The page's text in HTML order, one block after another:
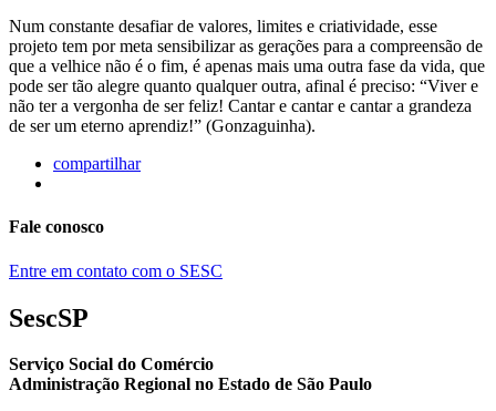
Num constante desafiar de valores, limites e criatividade, esse
projeto tem por meta sensibilizar as gerações para a compreensão de
que a velhice não é o fim, é apenas mais uma outra fase da vida, que
pode ser tão alegre quanto qualquer outra, afinal é preciso: “Viver e
não ter a vergonha de ser feliz! Cantar e cantar e cantar a grandeza
de ser um eterno aprendiz!” (Gonzaguinha).
compartilhar
Fale conosco
Entre em contato com o SESC
SescSP
Serviço Social do Comércio
Administração Regional no Estado de São Paulo